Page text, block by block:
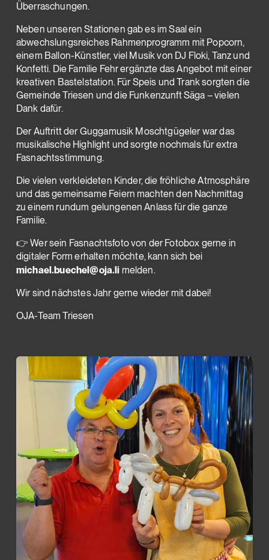
Überraschungen.
Neben unseren Stationen gab es im Saal ein
abwechslungsreiches Rahmenprogramm mit Popcorn,
einem Ballon-Künstler, viel Musik von DJ Floki, Tanz und
Konfetti. Die Familie Fehr ergänzte das Angebot mit einer
kreativen Bastelstation. Für Speis und Trank sorgten die
Gemeinde Triesen und die Funkenzunft Säga – vielen
Dank dafür.
Der Auftritt der Guggamusik Moschtgügeler war das
musikalische Highlight und sorgte nochmals für extra
Fasnachtsstimmung.
Die vielen verkleideten Kinder, die fröhliche Atmosphäre
und das gemeinsame Feiern machten den Nachmittag
zu einem rundum gelungenen Anlass für die ganze
Familie.
👉 Wer sein Fasnachtsfoto von der Fotobox gerne in
digitaler Form erhalten möchte, kann sich bei
michael.buechel@oja.li melden.
Wir sind nächstes Jahr gerne wieder mit dabei!
OJA-Team Triesen